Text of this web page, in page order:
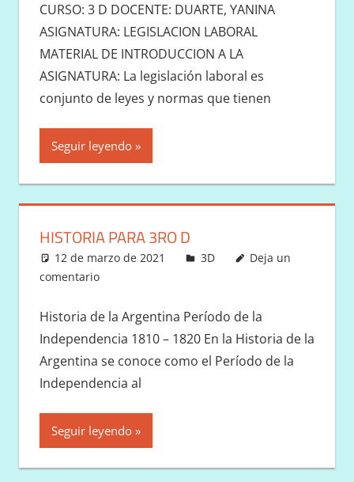
CURSO: 3 D DOCENTE: DUARTE, YANINA
ASIGNATURA: LEGISLACION LABORAL
MATERIAL DE INTRODUCCION A LA
ASIGNATURA: La legislación laboral es
conjunto de leyes y normas que tienen
Seguir leyendo
HISTORIA PARA 3RO D
12 de marzo de 2021 Victor
3D
Deja un
comentario
Historia de la Argentina Período de la
Independencia 1810 – 1820 En la Historia de la
Argentina se conoce como el Período de la
Independencia al
Seguir leyendo